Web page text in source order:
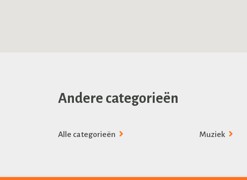
Andere categorieën
Alle categorieën Muziek